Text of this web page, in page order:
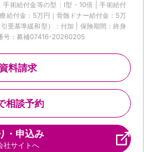
術給付金等の型：Ⅰ型・10倍 | 手術給付
給付金：5万円｜骨髄ドナー給付金：5万
受基準緩和型）：付加 | 保険期間：終身
号：募補07416-20260205
相談予約
資料請求
・申込み
社サイトへ